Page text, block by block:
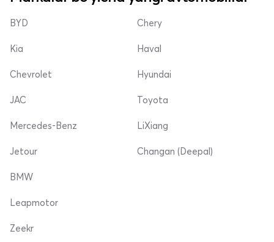
BYD
Kia
Chevrolet
Chery
Haval
Hyundai
JAC
Mercedes-Benz
Jetour
Toyota
LiXiang
Changan (Deepal)
BMW
Leapmotor
Zeekr